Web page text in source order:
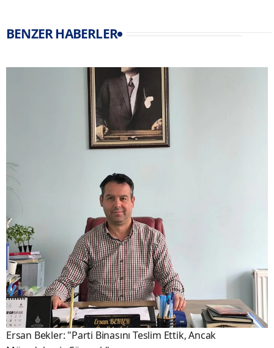
BENZER HABERLER
Ersan Bekler: "Parti Binasını Teslim Ettik, Ancak